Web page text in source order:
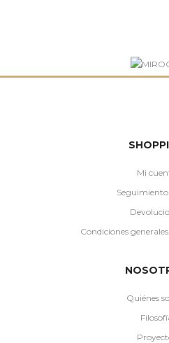
Mi
Condiciones
Quiénes